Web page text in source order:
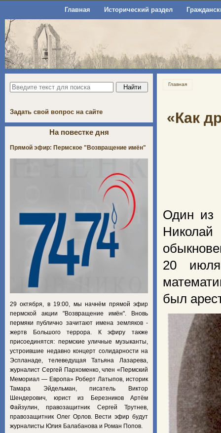
Главная Исторический раздел
Главная
«Как
Один из
20 июля
был
Задать свой вопрос на сайте
На повестке дня
Прямой эфир: Пермское "Возвращение имён"
29 октября, в 19:00, мы начнём прямой эфир
пермской акции "Возвращение имён". Вновь
пермяки публично зачитают имена земляков -
жертв Большого террора. К эфиру также
присоединятся: пермские уличные музыканты,
устроившие недавно концерт солидарности на
Эспланаде, телеведущая Татьяна Лазарева,
журналист Сергей Пархоменко, член «Пермский
Мемориал — Европа» Роберт Латыпов, историк
Тамара Эйдельман, писатель Виктор
Шендерович, юрист из Березников Артём
Файзулин, правозащитник Сергей Трутнев,
правозащитник Олег Орлов. Вести эфир будут
журналисты Юлия Балабанова и Роман Попов.